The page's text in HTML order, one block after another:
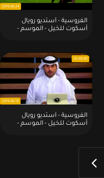
الفروسية - أستديو رويال
آسكوت للخيل - الموسم -
2019.06.24
الفروسية - أستديو رويال
آسكوت للخيل - الموسم -
03:48:40
2019.06.19